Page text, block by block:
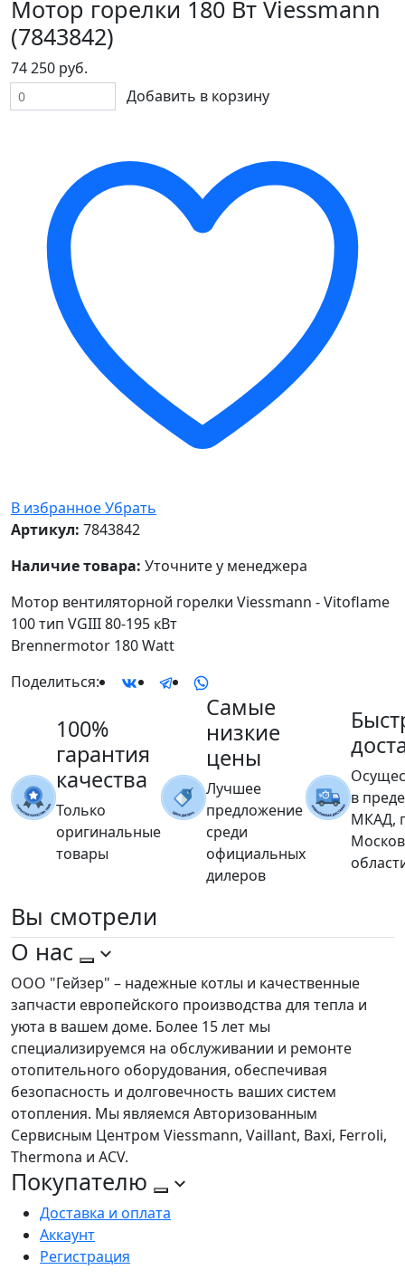
Мотор горелки 180 Вт Viessmann
(7843842)
74 250 руб.
Добавить в корзину
В избранноеУбрать
Артикул: 7843842
Наличие товара: Уточните у менеджера
Мотор вентиляторной горелки Viessmann - Vitoflame
100 тип VGIII 80-195 кВт
Brennermotor 180 Watt
Поделиться:
100%
гарантия
качества
Только
оригинальные
товары
Самые
низкие
цены
Лучшее
предложение
среди
официальных
дилеров
в
МКАД,
Вы смотрели
О нас
ООО "Гейзер" – надежные котлы и качественные
запчасти европейского производства для тепла и
уюта в вашем доме. Более 15 лет мы
специализируемся на обслуживании и ремонте
отопительного оборудования, обеспечивая
безопасность и долговечность ваших систем
отопления. Мы являемся Авторизованным
Сервисным Центром Viessmann, Vaillant, Baxi, Ferroli,
Thermona и ACV.
Покупателю
Доставка и оплата
Аккаунт
Регистрация